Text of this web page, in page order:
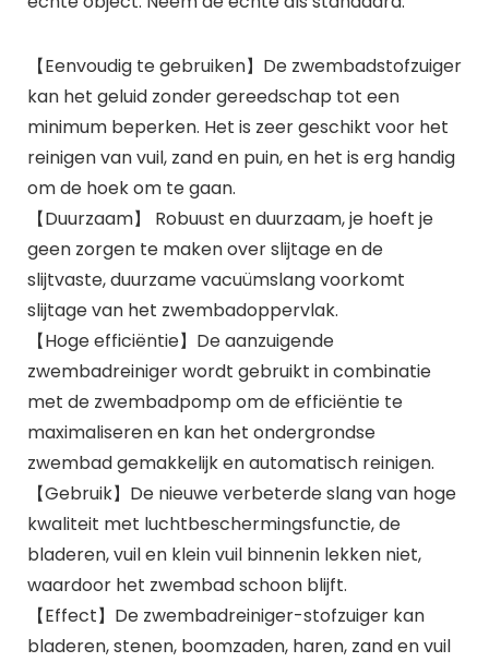
【Eenvoudig te gebruiken】De zwembadstofzuiger
kan het geluid zonder gereedschap tot een
minimum beperken. Het is zeer geschikt voor het
reinigen van vuil, zand en puin, en het is erg handig
om de hoek om te gaan.
【Duurzaam】 Robuust en duurzaam, je hoeft je
geen zorgen te maken over slijtage en de
slijtvaste, duurzame vacuümslang voorkomt
slijtage van het zwembadoppervlak.
【Hoge efficiëntie】De aanzuigende
zwembadreiniger wordt gebruikt in combinatie
met de zwembadpomp om de efficiëntie te
maximaliseren en kan het ondergrondse
zwembad gemakkelijk en automatisch reinigen.
【Gebruik】De nieuwe verbeterde slang van hoge
kwaliteit met luchtbeschermingsfunctie, de
bladeren, vuil en klein vuil binnenin lekken niet,
waardoor het zwembad schoon blijft.
【Effect】De zwembadreiniger-stofzuiger kan
bladeren, stenen, boomzaden, haren, zand en vuil